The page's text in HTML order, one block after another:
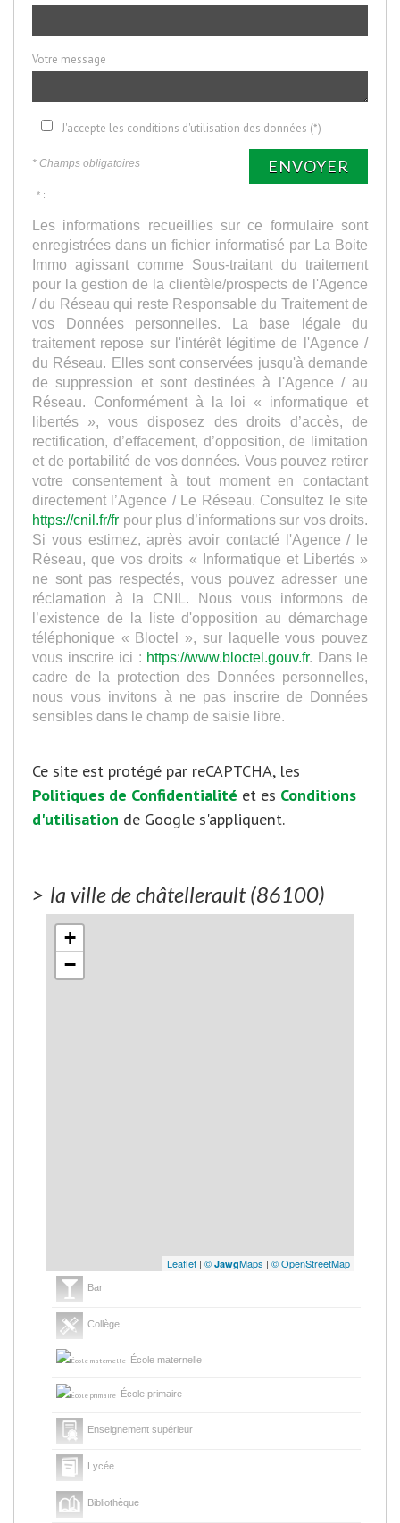
Votre message
J'accepte les conditions d'utilisation des données (*)
* Champs obligatoires ENVOYER
* :
Les informations recueillies sur ce formulaire sont
enregistrées dans un fichier informatisé par La Boite
Immo agissant comme Sous-traitant du traitement
pour la gestion de la clientèle/prospects de l'Agence
/ du Réseau qui reste Responsable du Traitement de
vos Données personnelles. La base légale du
traitement repose sur l'intérêt légitime de l'Agence /
du Réseau. Elles sont conservées jusqu'à demande
de suppression et sont destinées à l'Agence / au
Réseau. Conformément à la loi « informatique et
libertés », vous disposez des droits d’accès, de
rectification, d’effacement, d’opposition, de limitation
et de portabilité de vos données. Vous pouvez retirer
votre consentement à tout moment en contactant
directement l’Agence / Le Réseau. Consultez le site
https://cnil.fr/fr pour plus d’informations sur vos droits.
Si vous estimez, après avoir contacté l'Agence / le
Réseau, que vos droits « Informatique et Libertés »
ne sont pas respectés, vous pouvez adresser une
réclamation à la CNIL. Nous vous informons de
l’existence de la liste d'opposition au démarchage
téléphonique « Bloctel », sur laquelle vous pouvez
vous inscrire ici : https://www.bloctel.gouv.fr. Dans le
cadre de la protection des Données personnelles,
nous vous invitons à ne pas inscrire de Données
sensibles dans le champ de saisie libre.
Ce site est protégé par reCAPTCHA, les
Politiques de Confidentialité et es Conditions
d'utilisation de Google s'appliquent.
> la ville de châtellerault (86100)
+
−
Leaflet | © JawgMaps | © OpenStreetMap
Bar
Collège
École maternelle
École primaire
Enseignement supérieur
Lycée
Bibliothèque